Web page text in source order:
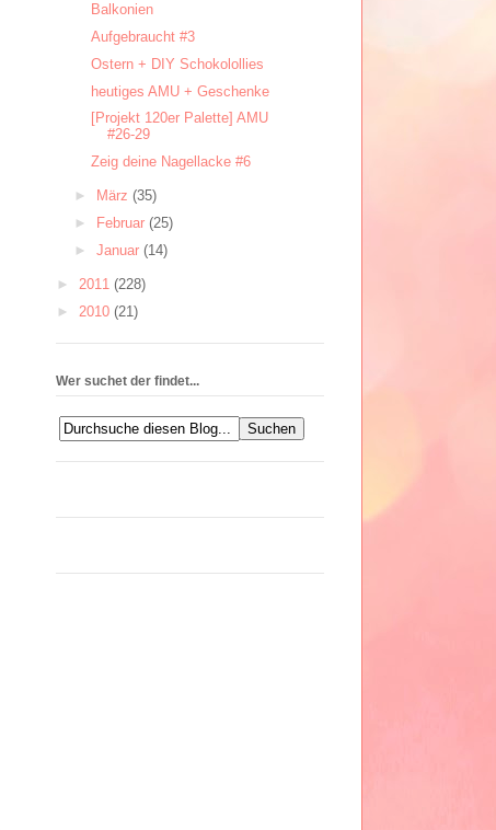
Balkonien
Aufgebraucht #3
Ostern + DIY Schokolollies
heutiges AMU + Geschenke
[Projekt 120er Palette] AMU
#26-29
Zeig deine Nagellacke #6
► März (35)
►
Februar (25)
► Januar (14)
► 2011 (228)
► 2010 (21)
Wer suchet der findet...